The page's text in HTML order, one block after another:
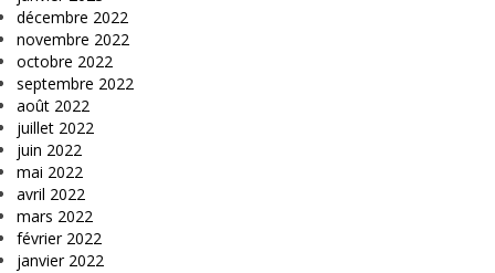
décembre 2022
novembre 2022
octobre 2022
septembre 2022
août 2022
juillet 2022
juin 2022
mai 2022
avril 2022
mars 2022
février 2022
janvier 2022